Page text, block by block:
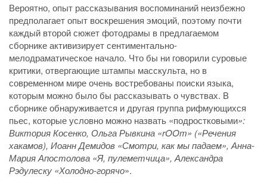
Вероятно, опыт рассказывания воспоминаний неизбежно
предполагает опыт воскрешения эмоций, поэтому почти
каждый второй сюжет фотодрамы в предлагаемом
сборнике активизирует сентиментально-
мелодраматическое начало. Что бы ни говорили суровые
критики, отвергающие штампы масскульта, но в
современном мире очень востребованы поиски языка,
которым можно было бы рассказывать о чувствах. В
сборнике обнаруживается и другая группа рифмующихся
пьес, которые условно можно назвать «подростковыми»:
Виктория Косенко, Ольга Рывкина «rOOm» («Речения
хакамов), Иоанн Демидов «Смотри, как мы падаем», Анна-
Мария Апостолова «Я, пулеметчица», Александра
Рэдулеску «Холодно-горячо».